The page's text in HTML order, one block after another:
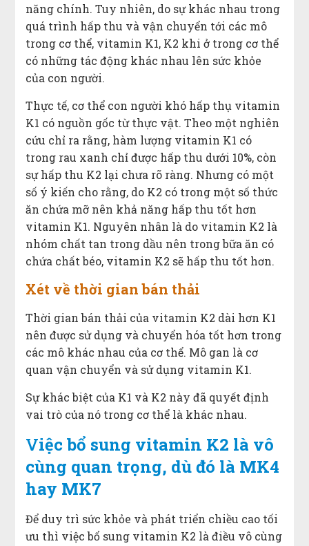
năng chính. Tuy nhiên, do sự khác nhau trong
quá trình hấp thu và vận chuyển tới các mô
trong cơ thể, vitamin K1, K2 khi ở trong cơ thể
có những tác động khác nhau lên sức khỏe
của con người.
Thực tế, cơ thể con người khó hấp thụ vitamin
K1 có nguồn gốc từ thực vật. Theo một nghiên
cứu chỉ ra rằng, hàm lượng vitamin K1 có
trong rau xanh chỉ được hấp thu dưới 10%, còn
sự hấp thu K2 lại chưa rõ ràng. Nhưng có một
số ý kiến cho rằng, do K2 có trong một số thức
ăn chứa mỡ nên khả năng hấp thu tốt hơn
vitamin K1. Nguyên nhân là do vitamin K2 là
nhóm chất tan trong dầu nên trong bữa ăn có
chứa chất béo, vitamin K2 sẽ hấp thu tốt hơn.
Xét về thời gian bán thải
Thời gian bán thải của vitamin K2 dài hơn K1
nên được sử dụng và chuyển hóa tốt hơn trong
các mô khác nhau của cơ thể. Mô gan là cơ
quan vận chuyển và sử dụng vitamin K1.
Sự khác biệt của K1 và K2 này đã quyết định
vai trò của nó trong cơ thể là khác nhau.
Việc bổ sung vitamin K2 là vô
cùng quan trọng, dù đó là MK4
hay MK7
Để duy trì sức khỏe và phát triển chiều cao tối
ưu thì việc bổ sung vitamin K2 là điều vô cùng